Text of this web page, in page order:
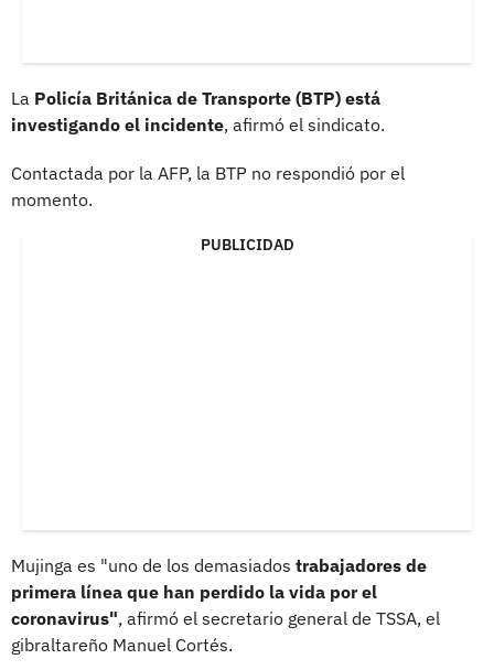
La Policía Británica de Transporte (BTP) está
investigando el incidente, afirmó el sindicato.
Contactada por la AFP, la BTP no respondió por el
momento.
PUBLICIDAD
Mujinga es "uno de los demasiados trabajadores de
primera línea que han perdido la vida por el
coronavirus", afirmó el secretario general de TSSA, el
gibraltareño Manuel Cortés.